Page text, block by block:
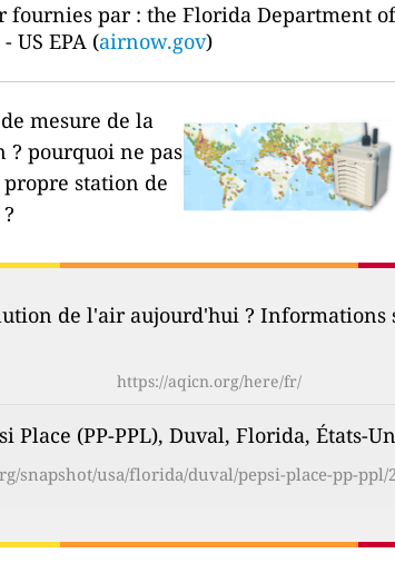
fournies par : the Florida Department
US EPA (airnow.gov)
mesure de la
? pourquoi ne pas
station de
de l'air aujourd'hui ?
https://aqicn.org/here/fr/
Place (PP-PPL), Duval, Florida, États-
snapshot/usa/florida/duval/pepsi-place-pp-ppl/